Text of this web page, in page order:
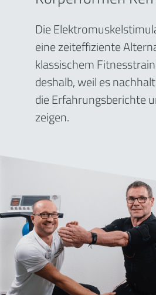
Die
eine zeiteffiziente
klassischem
deshalb, weil es
die Erfahrungsberichte
zeigen.